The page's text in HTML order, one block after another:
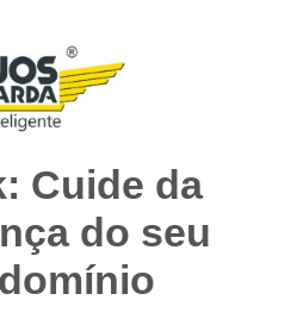
Cuide da
do seu